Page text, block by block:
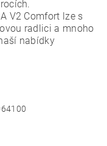
V2 Comfort lze s
radlici a mnoho
nabídky